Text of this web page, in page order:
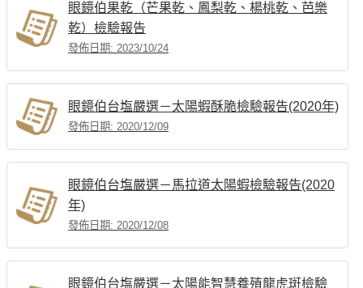
眼鏡伯果乾（芒果乾、鳳梨乾、楊桃乾、芭樂
乾）檢驗報告
發佈日期: 2023/10/24
眼鏡伯台塩嚴選－太陽蝦酥脆檢驗報告(2020年)
發佈日期: 2020/12/09
眼鏡伯台塩嚴選－馬拉道太陽蝦檢驗報告(2020
年)
發佈日期: 2020/12/08
眼鏡伯台塩嚴選－太陽能智慧養殖龍虎斑檢驗